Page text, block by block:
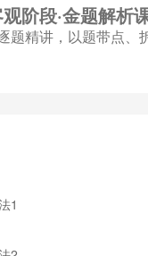
阶段·金题解析
题精讲，以题带点
1